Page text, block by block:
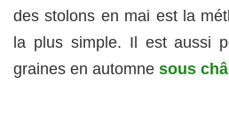
des stolons en mai est la
la plus simple. Il est aussi
graines en automne sous